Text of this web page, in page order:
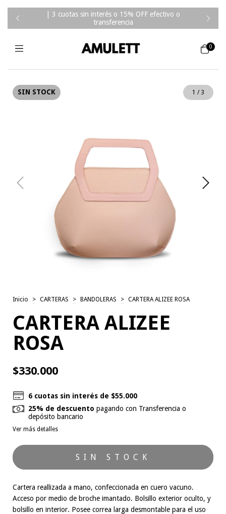
| 3 cuotas sin interés o 15% OFF efectivo o
transferencia
0
SIN STOCK 1 / 3
Inicio > CARTERAS > BANDOLERAS > CARTERA ALIZEE ROSA
CARTERA ALIZEE
ROSA
$330.000
6 cuotas sin interés de $55.000
25% de descuento pagando con Transferencia o
depósito bancario
Ver más detalles
Cartera reallizada a mano, confeccionada en cuero vacuno.
Acceso por medio de broche imantado. Bolsillo exterior oculto, y
bolsillo en interior. Posee correa larga desmontable para el uso